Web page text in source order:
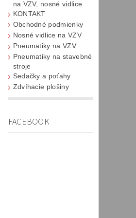
na VZV, nosné vidlice
KONTAKT
Obchodné podmienky
Nosné vidlice na VZV
Pneumatiky na VZV
Pneumatiky na stavebné
stroje
Sedačky a poťahy
Zdvíhacie plošiny
FACEBOOK